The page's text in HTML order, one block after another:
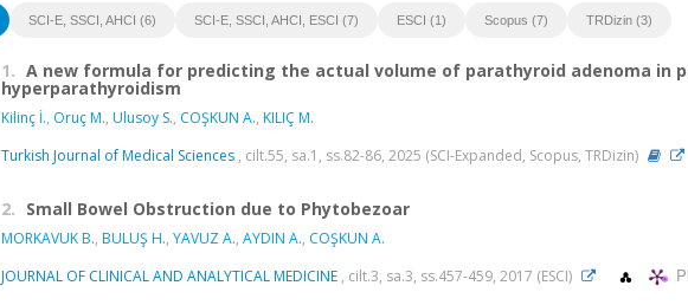
SCI-E, SSCI, AHCI (6) SCI-E, SSCI, AHCI, ESCI (7) ESCI (1) Scopus (7) TRDizin (3)
1. A new formula for predicting the actual volume of parathyroid adenoma in
hyperparathyroidism
Kilinç İ., Oruç M., Ulusoy S., COŞKUN A., KILIÇ M.
Turkish Journal of Medical Sciences , cilt.55, sa.1, ss.82-86, 2025 (SCI-Expanded, Scopus, TRDizin)
2. Small Bowel Obstruction due to Phytobezoar
MORKAVUK B., BULUŞ H., YAVUZ A., AYDIN A., COŞKUN A.
JOURNAL OF CLINICAL AND ANALYTICAL MEDICINE , cilt.3, sa.3, ss.457-459, 2017 (ESCI)